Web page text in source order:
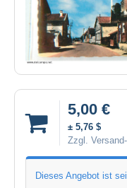
5,00 €
± 5,76 $
Zzgl.
Dieses Angebot ist